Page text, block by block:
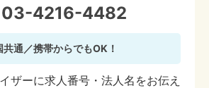
03-4216-4482
共通／携帯からでもOK！
ザーに求人番号・法人名をお伝え